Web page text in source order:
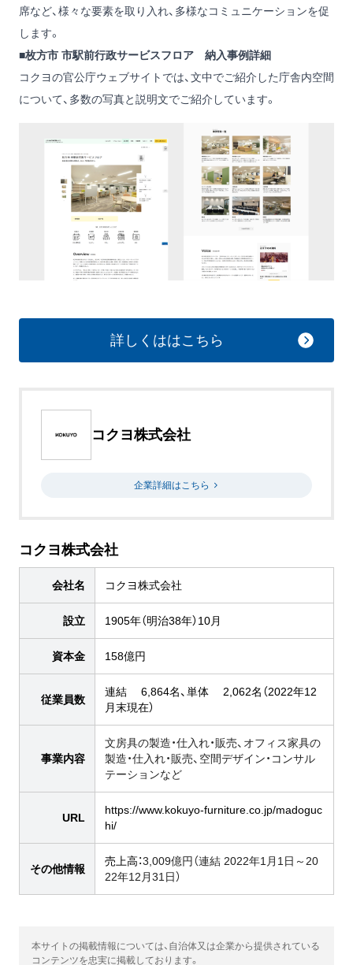
席など、様々な要素を取り入れ、多様なコミュニケーションを促
します。
■枚方市 市駅前行政サービスフロア 納入事例詳細
コクヨの官公庁ウェブサイトでは、文中でご紹介した庁舎内空間
について、多数の写真と説明文でご紹介しています。
詳しくははこちら
コクヨ株式会社
企業詳細はこちら
コクヨ株式会社
会社名 コクヨ株式会社
設立 1905年（明治38年）10月
資本金 158億円
従業員数
連結 6,864名、単体 2,062名（2022年12
月末現在）
事業内容
文房具の製造・仕入れ・販売、オフィス家具の
製造・仕入れ・販売、空間デザイン・コンサル
テーションなど
URL
https://www.kokuyo-furniture.co.jp/madoguc
hi/
その他情報
売上高：3,009億円（連結 2022年1月1日～20
22年12月31日）
本サイトの掲載情報については、自治体又は企業から提供されている
コンテンツを忠実に掲載しております。